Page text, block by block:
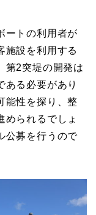
ートの利用者が
施設を利用する
第2突堤の開発は
ある必要があり
能性を探り、整
められるでしょ
公募を行うので